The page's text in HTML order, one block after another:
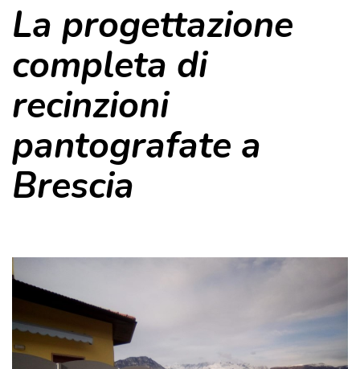
La progettazione
completa di
recinzioni
pantografate a
Brescia